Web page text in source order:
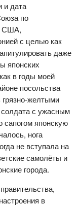
и дата
по
США,
с целью как
даже
японских
в годы моей
посольства
желтыми
солдата с ужасным
сапогом японскую
нога
не вступала на
самолёты и
города.
в